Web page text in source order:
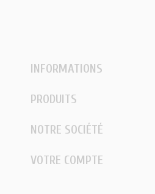
INFORMATIONS
PRODUITS
NOTRE SOCIÉTÉ
VOTRE COMPTE